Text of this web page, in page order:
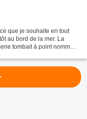
que je souhaite en tout
au bord de la mer. La
tombait à point nommé